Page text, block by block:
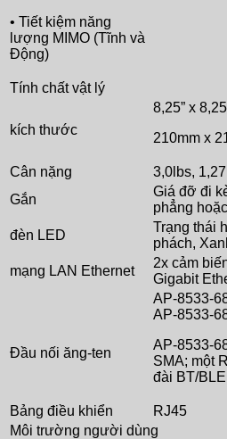
• Tiết kiệm năng
lượng MIMO (Tĩnh và
Động)
Tính chất vật lý
kích thước
8,25” x
210mm x
Cân nặng
3,0lbs,
Gắn
Giá đỡ đi
phẳng
đèn LED
Trạng thái
phách,
mạng LAN Ethernet
2x cảm
Gigabit
Đầu nối ăng-ten
AP-8533-
AP-8533-
AP-8533-
SMA; một
đài BT/BLE
Bảng điều khiển
RJ45
Môi trường người dùng